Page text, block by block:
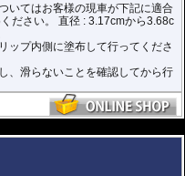
いてはお客様の現車が下記に適合
ださい。 直径 : 3.17cmから3.68c
ップ内側に塗布して行ってくださ
、滑らないことを確認してから行